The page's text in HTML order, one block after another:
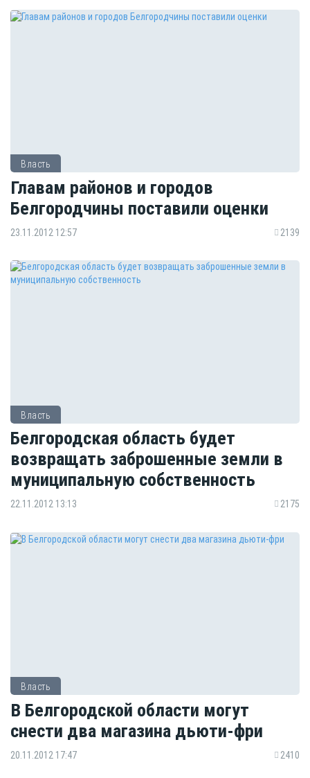
Власть
Главам районов и городов
Белгородчины поставили оценки
23.11.2012 12:57 2139
Власть
Белгородская область будет
возвращать заброшенные земли в
муниципальную собственность
22.11.2012 13:13 2175
Власть
В Белгородской области могут
снести два магазина дьюти-фри
20.11.2012 17:47 2410